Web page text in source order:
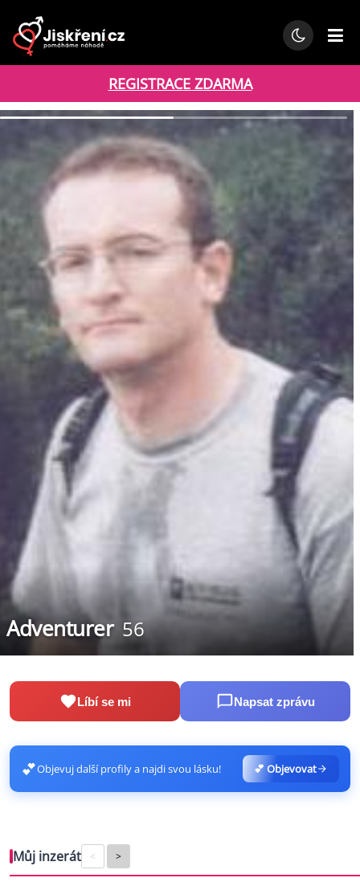
REGISTRACE ZDARMA
Adventurer 56
Líbí se mi Napsat zprávu
💕Objevuj další profily a najdi svou lásku! 💕 Objevovat
Můj inzerát < >